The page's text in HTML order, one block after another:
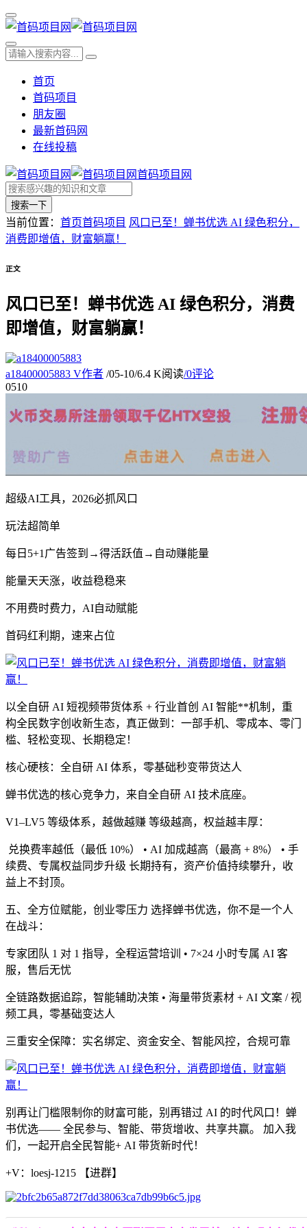
首页
首码项目
朋友圈
最新首码网
在线投稿
首码项目网
搜索一下
当前位置： 首页首码项目 风口已至！蝉书优选 AI 绿色积分，
消费即增值，财富躺赢！
正文
风口已至！蝉书优选 AI 绿色积分，消费
即增值，财富躺赢！
a18400005883 V作者 /05-10/6.4 K阅读/0评论
0510
超级AI工具，2026必抓风口
玩法超简单
每日5+1广告签到→得活跃值→自动赚能量
能量天天涨，收益稳稳来
不用费时费力，AI自动赋能
首码红利期，速来占位
以全自研 AI 短视频带货体系 + 行业首创 AI 智能**机制，重
构全民数字创收新生态，真正做到：一部手机、零成本、零门
槛、轻松变现、长期稳定！
核心硬核：全自研 AI 体系，零基础秒变带货达人
蝉书优选的核心竞争力，来自全自研 AI 技术底座。
V1–LV5 等级体系，越做越赚 等级越高，权益越丰厚：
兑换费率越低（最低 10%） • AI 加成越高（最高 + 8%） • 手
续费、专属权益同步升级 长期持有，资产价值持续攀升，收
益上不封顶。
五、全方位赋能，创业零压力 选择蝉书优选，你不是一个人
在战斗：
专家团队 1 对 1 指导，全程运营培训 • 7×24 小时专属 AI 客
服，售后无忧
全链路数据追踪，智能辅助决策 • 海量带货素材 + AI 文案 / 视
频工具，零基础变达人
三重安全保障：实名绑定、资金安全、智能风控，合规可靠
别再让门槛限制你的财富可能，别再错过 AI 的时代风口！蝉
书优选—— 全民参与、智能、带货增收、共享共赢。 加入我
们，一起开启全民智能+ AI 带货新时代！
+V：loesj-1215 【进群】